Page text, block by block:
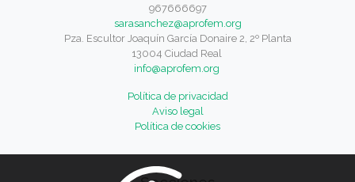
967666697
sarasanchez@aprofem.org
Pza. Escultor Joaquín García Donaire 2, 2º Planta
13004 Ciudad Real
info@aprofem.org
Política de privacidad
Aviso legal
Política de cookies